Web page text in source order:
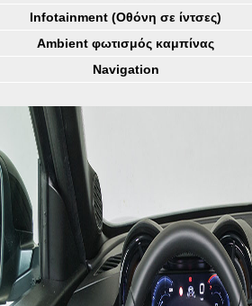
Infotainment (Οθόνη σε ίντσες)
Ambient φωτισμός καμπίνας
Navigation